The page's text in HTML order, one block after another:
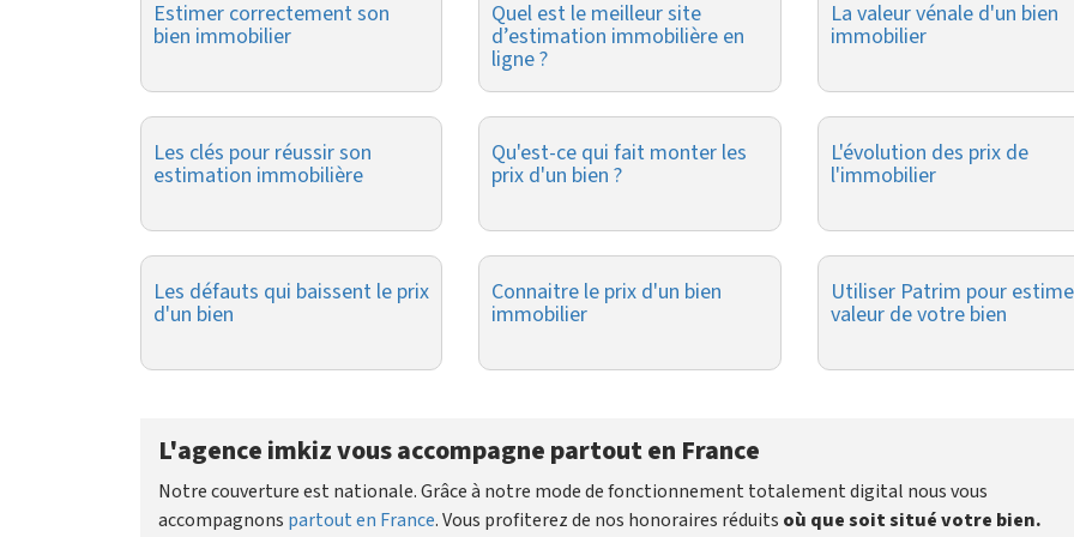
Estimer correctement son
bien immobilier
Quel est le meilleur site
d’estimation immobilière en
ligne ?
La valeur vénale d'un bien
immobilier
Les clés pour réussir son
estimation immobilière
Qu'est-ce qui fait monter les
prix d'un bien ?
L'évolution des prix de
l'immobilier
Les défauts qui baissent le prix
d'un bien
Connaitre le prix d'un bien
immobilier
Utiliser Patrim pour
valeur de votre bien
L'agence imkiz vous accompagne partout en France
Notre couverture est nationale. Grâce à notre mode de fonctionnement totalement digital nous vous
accompagnons partout en France. Vous profiterez de nos honoraires réduits où que soit situé votre bien.